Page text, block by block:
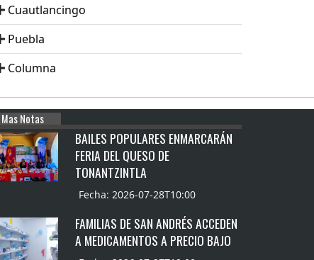
Cuautlancingo
Puebla
Columna
Mas Notas
BAILES POPULARES ENMARCARÁN
FERIA DEL QUESO DE
TONANTZINTLA
Fecha: 2026-07-28T10:00
FAMILIAS DE SAN ANDRÉS ACCEDEN
A MEDICAMENTOS A PRECIO BAJO